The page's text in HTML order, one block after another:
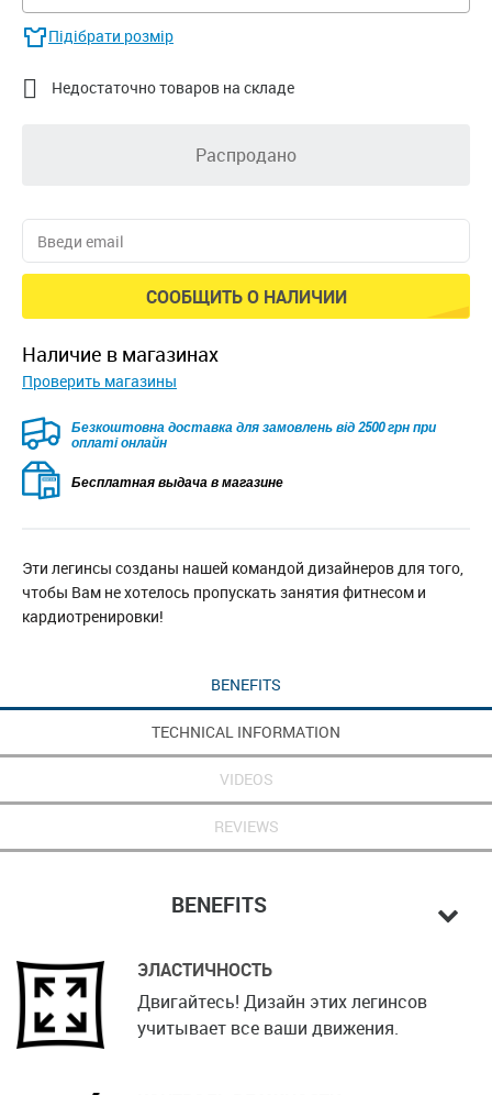
Підібрати розмір
 Недостаточно товаров на складе
Распродано
СООБЩИТЬ О НАЛИЧИИ
наличие в магазинах
Проверить магазины
Безкоштовна доставка для замовлень від 2500 грн при
оплаті онлайн
Бесплатная выдача в магазине
Эти легинсы созданы нашей командой дизайнеров для того,
чтобы Вам не хотелось пропускать занятия фитнесом и
кардиотренировки!
BENEFITS
TECHNICAL INFORMATION
VIDEOS
REVIEWS
BENEFITS
ЭЛАСТИЧНОСТЬ
Двигайтесь! Дизайн этих легинсов
учитывает все ваши движения.